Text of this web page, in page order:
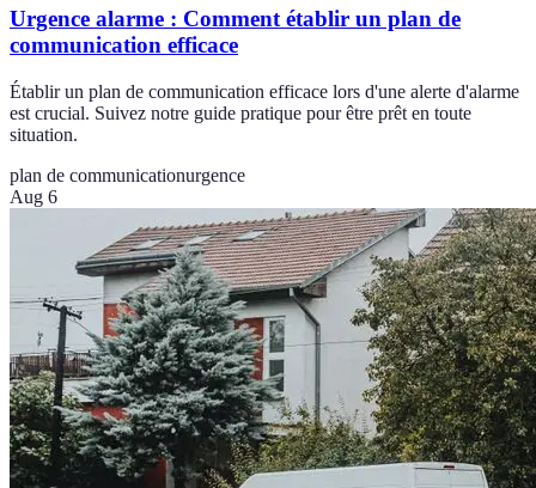
Urgence alarme : Comment établir un plan de
communication efficace
Établir un plan de communication efficace lors d'une alerte d'alarme
est crucial. Suivez notre guide pratique pour être prêt en toute
situation.
plan de communicationurgence
Aug 6